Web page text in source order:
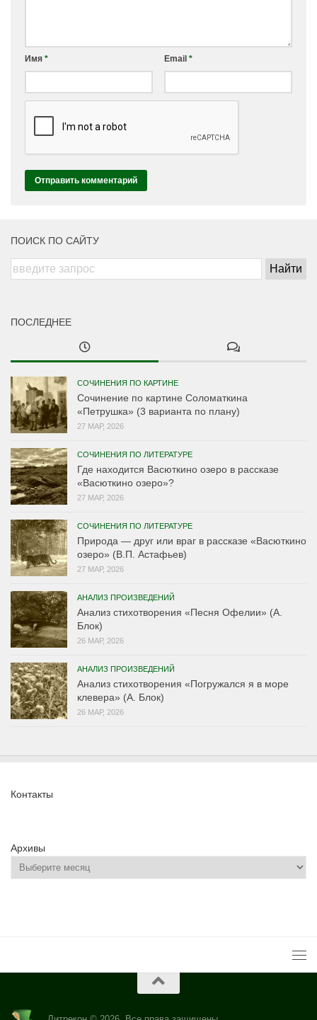
Имя * Email *
ПОИСК ПО САЙТУ
ПОСЛЕДНЕЕ
СОЧИНЕНИЯ ПО КАРТИНЕ
Сочинение по картине Соломаткина
«Петрушка» (3 варианта по плану)
27 МАР, 2026
СОЧИНЕНИЯ ПО ЛИТЕРАТУРЕ
Где находится Васюткино озеро в рассказе
«Васюткино озеро»?
27 МАР, 2026
СОЧИНЕНИЯ ПО ЛИТЕРАТУРЕ
Природа — друг или враг в рассказе «Васюткино
озеро» (В.П. Астафьев)
27 МАР, 2026
АНАЛИЗ ПРОИЗВЕДЕНИЙ
Анализ стихотворения «Песня Офелии» (А.
Блок)
26 МАР, 2026
АНАЛИЗ ПРОИЗВЕДЕНИЙ
Анализ стихотворения «Погружался я в море
клевера» (А. Блок)
26 МАР, 2026
Контакты
Архивы